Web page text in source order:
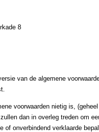
8
van de algemene
voorwaarden nietig is,
dan in overleg treden om
of onverbindend verklaarde